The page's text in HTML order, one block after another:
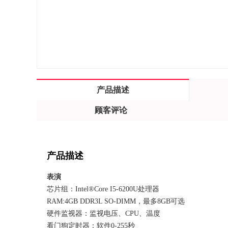
产品描述
顾客评论
产品描述
表演
芯片组：Intel®Core I5-6200U处理器
RAM:4GB DDR3L SO-DIMM，最多8GB可选
硬件监视器：监视电压、CPU、温度
看门狗定时器：软件0-255秒